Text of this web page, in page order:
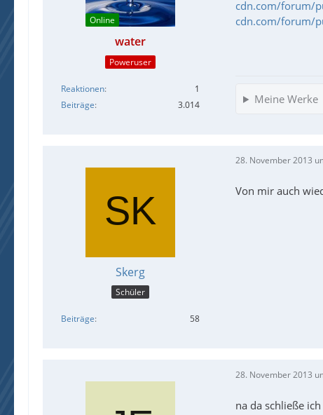
Online
water
Poweruser
Reaktionen
1
Beiträge
3.014
cdn.com/forum/
cdn.com/forum/
Meine Werke
Skerg
Schüler
Beiträge 58
28. November 2013
Von mir auch
28. November 2013
na da schließe